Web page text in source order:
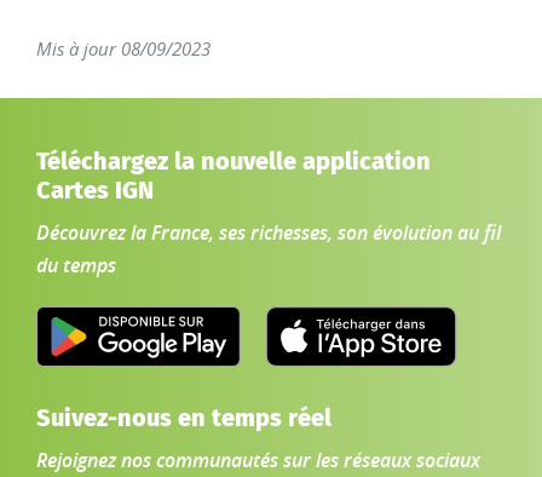
Mis à jour 08/09/2023
Téléchargez la nouvelle application
Cartes IGN
Découvrez la France, ses richesses, son évolution au fil
du temps
Suivez-nous en temps réel
Rejoignez nos communautés sur les réseaux sociaux